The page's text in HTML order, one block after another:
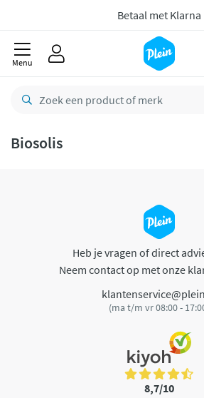
Betaal met Klarna
Menu
Biosolis
Heb je vragen of direct
Neem contact op met onze
(ma t/m vr 08:00 -
8,7/10